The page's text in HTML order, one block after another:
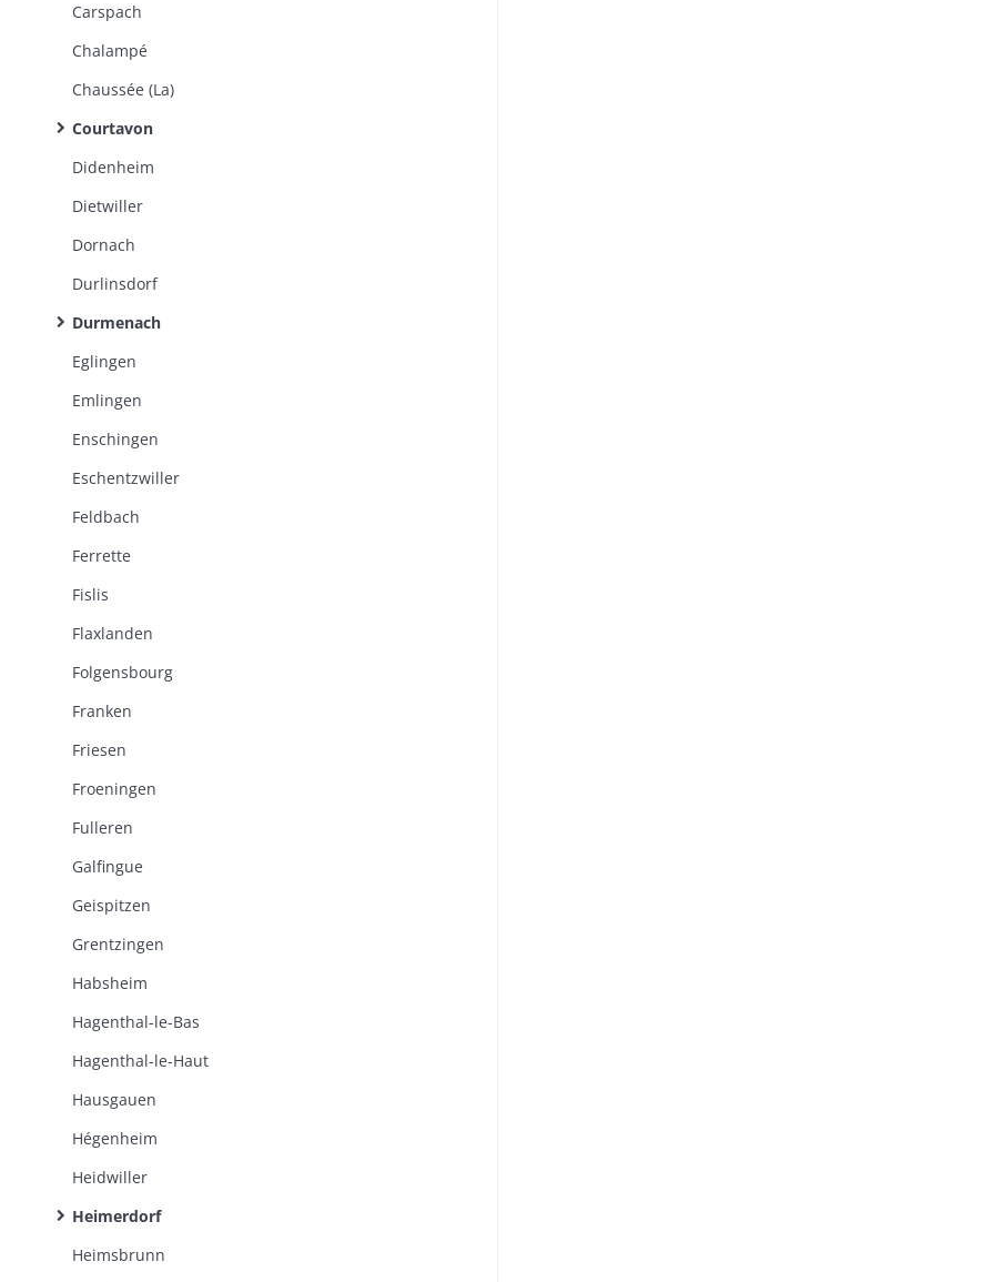
Carspach
Chalampé
Chaussée (La)
Courtavon
Didenheim
Dietwiller
Dornach
Durlinsdorf
Durmenach
Eglingen
Emlingen
Enschingen
Eschentzwiller
Feldbach
Ferrette
Fislis
Flaxlanden
Folgensbourg
Franken
Friesen
Froeningen
Fulleren
Galfingue
Geispitzen
Grentzingen
Habsheim
Hagenthal-le-Bas
Hagenthal-le-Haut
Hausgauen
Hégenheim
Heidwiller
Heimerdorf
Heimsbrunn